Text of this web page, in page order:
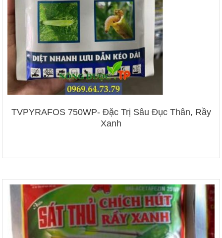
TVPYRAFOS 750WP- Đặc Trị Sâu Đục Thân, Rầy
Xanh